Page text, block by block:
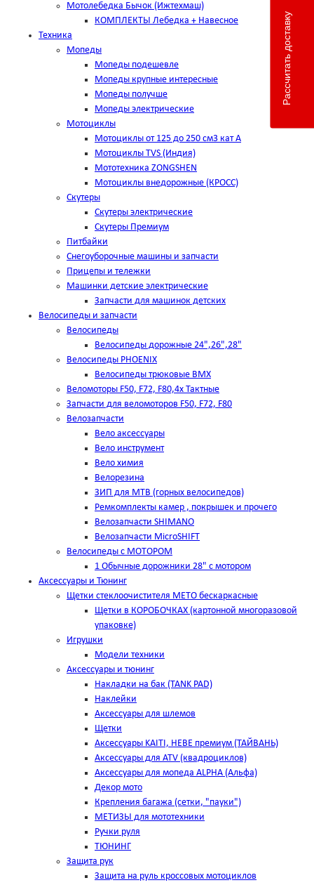
Мотолебедка Бычок (Ижтехмаш)
КОМПЛЕКТЫ Лебедка + Навесное
Техника
Мопеды
Мопеды подешевле
Мопеды крупные интересные
Мопеды получше
Мопеды электрические
Мотоциклы
Мотоциклы от 125 до 250 см3 кат А
Мотоциклы TVS (Индия)
Мототехника ZONGSHEN
Мотоциклы внедорожные (КРОСС)
Скутеры
Скутеры электрические
Скутеры Премиум
Питбайки
Снегоуборочные машины и запчасти
Прицепы и тележки
Машинки детские электрические
Запчасти для машинок детских
Велосипеды и запчасти
Велосипеды
Велосипеды дорожные 24",26",28"
Велосипеды PHOENIX
Велосипеды трюковые BMX
Веломоторы F50, F72, F80,4х Тактные
Запчасти для веломоторов F50, F72, F80
Велозапчасти
Вело аксессуары
Вело инструмент
Вело химия
Велорезина
ЗИП для MTB (горных велосипедов)
Ремкомплекты камер , покрышек и прочего
Велозапчасти SHIMANO
Велозапчасти MicroSHIFT
Велосипеды с МОТОРОМ
1 Обычные дорожники 28" с мотором
Аксессуары и Тюнинг
Щетки стеклоочистителя METO бескаркасные
Щетки в КОРОБОЧКАХ (картонной многоразовой
упаковке)
Игрушки
Модели техники
Аксессуары и тюнинг
Накладки на бак (TANK PAD)
Наклейки
Аксессуары для шлемов
Щетки
Аксессуары KAITI, HEBE премиум (ТАЙВАНЬ)
Аксессуары для ATV (квадроциклов)
Аксессуары для мопеда ALPHA (Альфа)
Декор мото
Крепления багажа (сетки, "пауки")
МЕТИЗЫ для мототехники
Ручки руля
ТЮНИНГ
Защита рук
Защита на руль кроссовых мотоциклов
Рассчитать доставку